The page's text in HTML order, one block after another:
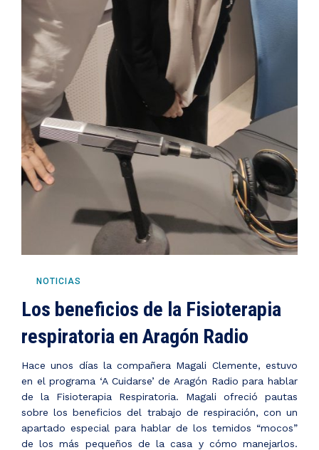
NOTICIAS
Los beneficios de la Fisioterapia
respiratoria en Aragón Radio
Hace unos días la compañera Magali Clemente, estuvo
en el programa ‘A Cuidarse’ de Aragón Radio para hablar
de la Fisioterapia Respiratoria. Magali ofreció pautas
sobre los beneficios del trabajo de respiración, con un
apartado especial para hablar de los temidos “mocos”
de los más pequeños de la casa y cómo manejarlos.